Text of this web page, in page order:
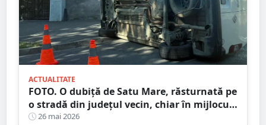
ACTUALITATE
FOTO. O dubiță de Satu Mare, răsturnată pe
o stradă din județul vecin, chiar în mijlocul
unei intersecții
26 mai 2026